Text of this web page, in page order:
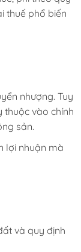
thuế phổ biến
nhượng. Tuy
thuộc vào chính
sản.
lợi nhuận mà
và quy định